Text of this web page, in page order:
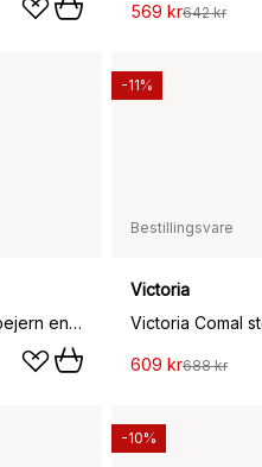
569 kr642 kr
Victoria Comal stekepanne støpejern enameled, Ø26,6 cm
Bestillingsvare
Victoria
609 kr688 kr
-11%
-10%